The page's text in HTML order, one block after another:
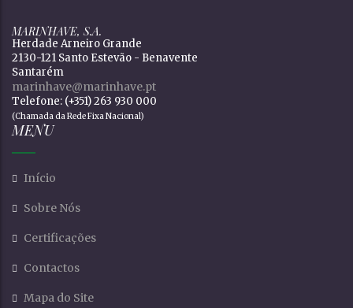
MARINHAVE, S.A.
Herdade Arneiro Grande
2130-121 Santo Estevão - Benavente
Santarém
marinhave@marinhave.pt
Telefone: (+351) 263 930 000
(Chamada da Rede Fixa Nacional)
MENU
Início
Sobre Nós
Certificações
Contactos
Mapa do Site